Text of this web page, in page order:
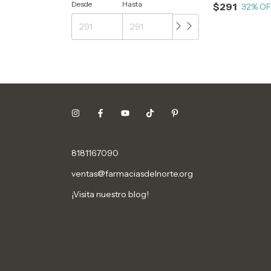
Desde Hasta $291 32%
8181167090
ventas@farmaciasdelnorte.org
¡Visita nuestro blog!